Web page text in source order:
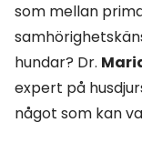
som mellan
hundar? Dr.
expert på
något som kan